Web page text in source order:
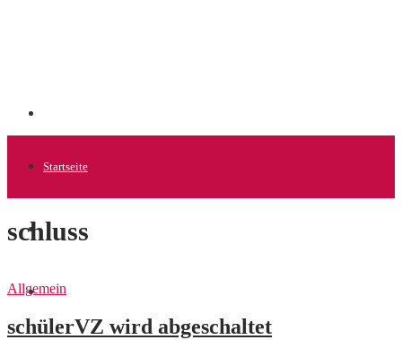
Startseite
Allgemein
Startups
schluss
Allgemein
schülerVZ wird abgeschaltet